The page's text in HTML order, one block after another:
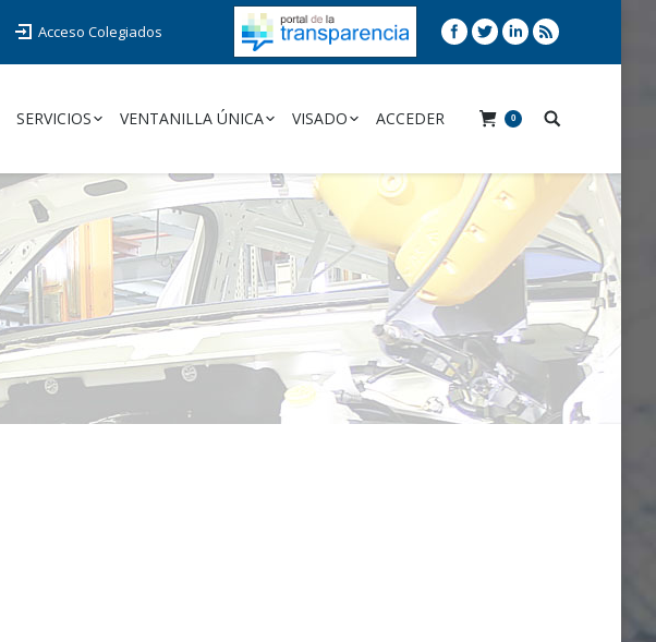
Acceso Colegiados
SERVICIOS VENTANILLA ÚNICA VISADO ACCEDER 0